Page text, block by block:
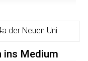
der Neuen Uni
ins Medium